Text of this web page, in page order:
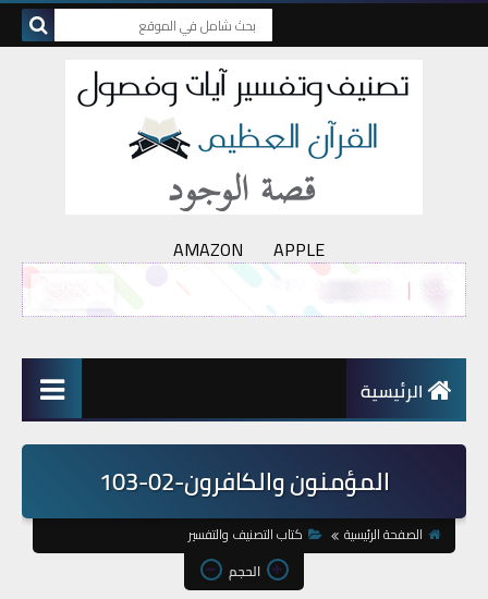
AMAZON APPLE
الرئيسية
المؤمنون والكافرون-02-103
الصفحة الرئيسية
كتاب التصنيف والتفسير
الحجم